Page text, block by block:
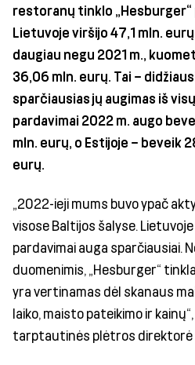
restoranų tinklo „Hesburger“
Lietuvoje viršijo47,1 mln.
daugiau negu 2021 m.,
36,06 mln. eurų. Tai –
sparčiausias jų augimas iš
pardavimai 2022 m. augo
mln. eurų, o Estijoje – beveik
eurų.
„2022-ieji mums buvo ypač
visose Baltijos šalyse.
pardavimai auga sparčiausiai.
duomenimis, „Hesburger“
yra vertinamas dėl skanaus
laiko, maisto pateikimo ir
tarptautinės plėtros direktorė